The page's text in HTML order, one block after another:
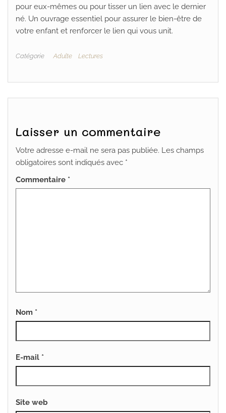
pour eux-mêmes ou pour tisser un lien avec le dernier
né. Un ouvrage essentiel pour assurer le bien-être de
votre enfant et renforcer le lien qui vous unit.
Catégorie Adulte Lectures
Laisser un commentaire
Votre adresse e-mail ne sera pas publiée. Les champs
obligatoires sont indiqués avec *
Commentaire *
Nom *
E-mail *
Site web